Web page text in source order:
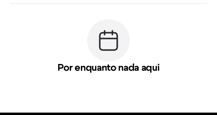
Por enquanto nada aqui